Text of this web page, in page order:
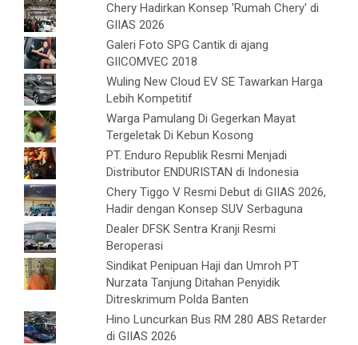
Chery Hadirkan Konsep 'Rumah Chery' di
GIIAS 2026
Galeri Foto SPG Cantik di ajang
GIICOMVEC 2018
Wuling New Cloud EV SE Tawarkan Harga
Lebih Kompetitif
Warga Pamulang Di Gegerkan Mayat
Tergeletak Di Kebun Kosong
PT. Enduro Republik Resmi Menjadi
Distributor ENDURISTAN di Indonesia
Chery Tiggo V Resmi Debut di GIIAS 2026,
Hadir dengan Konsep SUV Serbaguna
Dealer DFSK Sentra Kranji Resmi
Beroperasi
Sindikat Penipuan Haji dan Umroh PT
Nurzata Tanjung Ditahan Penyidik
Ditreskrimum Polda Banten
Hino Luncurkan Bus RM 280 ABS Retarder
di GIIAS 2026